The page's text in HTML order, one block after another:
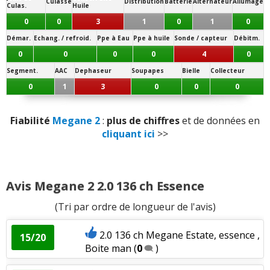
Puissance moteur et relances:3aiment1
n'aime pas
Consommation aiment n'aiment pas
Boîte de vitesses (agrément, longueur des
rapports):1aime1n'aime pas
Style :3aiment1n'aime pas
Equipement: 4aiment
Poids:1n'aime pas
Fiabilité:4 aiment
Panne la plus signalée :
Electronique
Culas.
Huile
0 0 3 1 0 1 0
Démar. Echang. / refroid. Ppe à Eau Ppe à huile Sonde / capteur Débitm.
0 0 0 0 4 0
Segment. AAC Dephaseur Soupapes Bielle Collecteur
0 1 3 0 0 0
Fiabilité Megane 2: plus de chiffreset de données en
cliquant ici >>
Avis Megane 2 2.0 136 ch Essence
(Tri par ordre de longueur de l'avis)
15/20
2.0 136 ch Megane Estate, essence ,
Boite man (0 )